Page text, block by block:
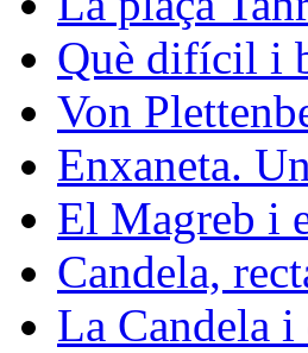
Què difícil i
Von
Enxaneta.
El Magreb i
Candela,
La Candela i